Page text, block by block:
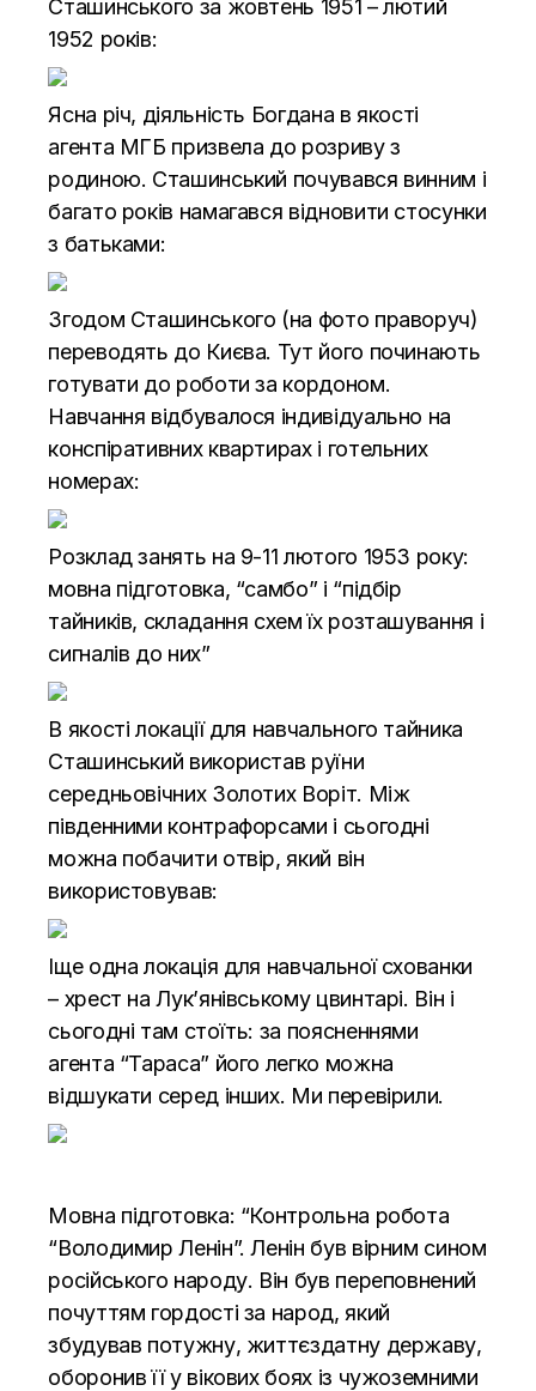
Сташинського за жовтень 1951 – лютий
1952 років:
Ясна річ, діяльність Богдана в якості
агента МГБ призвела до розриву з
родиною. Сташинський почувався винним і
багато років намагався відновити стосунки
з батьками:
Згодом Сташинського (на фото праворуч)
переводять до Києва. Тут його починають
готувати до роботи за кордоном.
Навчання відбувалося індивідуально на
конспіративних квартирах і готельних
номерах:
Розклад занять на 9-11 лютого 1953 року:
мовна підготовка, “самбо” і “підбір
тайників, складання схем їх розташування і
сигналів до них”
В якості локації для навчального тайника
Сташинський використав руїни
середньовічних Золотих Воріт. Між
південними контрафорсами і сьогодні
можна побачити отвір, який він
використовував:
Іще одна локація для навчальної схованки
– хрест на Лук’янівському цвинтарі. Він і
сьогодні там стоїть: за поясненнями
агента “Тараса” його легко можна
відшукати серед інших. Ми перевірили.
Мовна підготовка: “Контрольна робота
“Володимир Ленін”. Ленін був вірним сином
російського народу. Він був переповнений
почуттям гордості за народ, який
збудував потужну, життєздатну державу,
оборонив її у вікових боях із чужоземними